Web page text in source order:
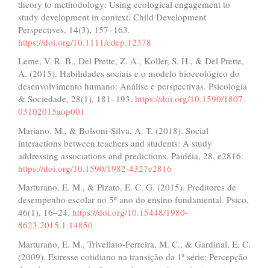
theory to methodology: Using ecological engagement to
study development in context. Child Development
Perspectives, 14(3), 157–163.
https://doi.org/10.1111/cdep.12378
Leme, V. R. B., Del Prette, Z. A., Koller, S. H., & Del Prette,
A. (2015). Habilidades sociais e o modelo bioecológico do
desenvolvimento humano: Análise e perspectivas. Psicologia
& Sociedade, 28(1), 181–193. https://doi.org/10.1590/1807-
03102015aop001
Mariano, M., & Bolsoni-Silva, A. T. (2018). Social
interactions between teachers and students: A study
addressing associations and predictions. Paidéia, 28, e2816.
https://doi.org/10.1590/1982-4327e2816
Marturano, E. M., & Pizato, E. C. G. (2015). Preditores de
desempenho escolar no 5º ano do ensino fundamental. Psico,
46(1), 16–24. https://doi.org/10.15448/1980-
8623.2015.1.14850
Marturano, E. M., Trivellato-Ferreira, M. C., & Gardinal, E. C.
(2009). Estresse cotidiano na transição da 1ª série: Percepção